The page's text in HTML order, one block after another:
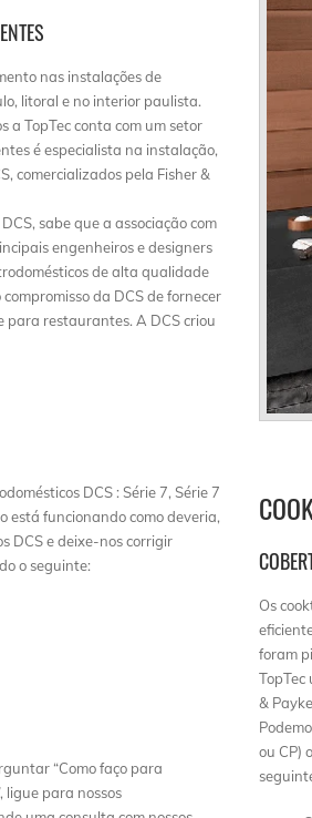
nas instalações de
litoral e no interior paulista.
a TopTec conta com um setor
é especialista na instalação,
comercializados pela Fisher &
sabe que a associação com
engenheiros e designers
de alta qualidade
da DCS de fornecer
para restaurantes. A DCS criou
DCS : Série 7, Série 7
está funcionando como deveria,
DCS e deixe-nos corrigir
o seguinte:
“Como faço para
ligue para nossos
Os
foram
TopTec
&
ou CP)